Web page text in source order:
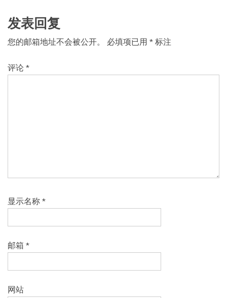
发表回复
您的邮箱地址不会被公开。 必填项已用 * 标注
评论 *
显示名称 *
邮箱 *
网站